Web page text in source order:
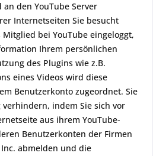
den YouTube Server
Internetseiten Sie besucht
bei YouTube eingeloggt,
Ihrem persönlichen
des Plugins wie z.B.
eines Videos wird diese
Benutzerkonto zugeordnet. Sie
indem Sie sich vor
aus ihrem YouTube-
Benutzerkonten der Firmen
Inc. abmelden und die